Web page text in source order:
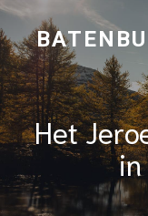
Het
in